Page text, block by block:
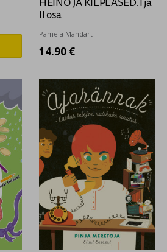
HEINO JA KILPLASED. I ja
II osa
Pamela Mandart
14.90 €